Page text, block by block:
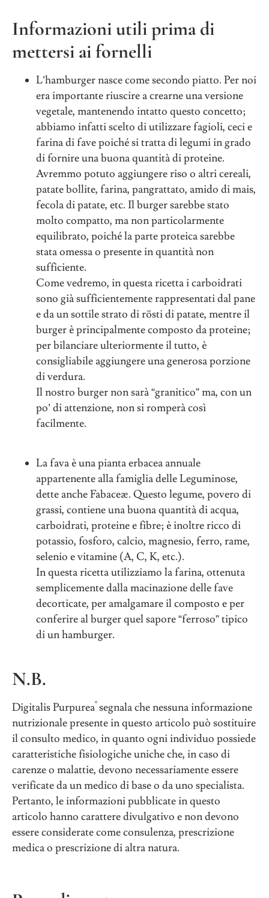
Informazioni utili prima di
mettersi ai fornelli
L’hamburger nasce come secondo piatto. Per noi
era importante riuscire a crearne una versione
vegetale, mantenendo intatto questo concetto;
abbiamo infatti scelto di utilizzare fagioli, ceci e
farina di fave poiché si tratta di legumi in grado
di fornire una buona quantità di proteine.
Avremmo potuto aggiungere riso o altri cereali,
patate bollite, farina, pangrattato, amido di mais,
fecola di patate, etc. Il burger sarebbe stato
molto compatto, ma non particolarmente
equilibrato, poiché la parte proteica sarebbe
stata omessa o presente in quantità non
sufficiente.
Come vedremo, in questa ricetta i carboidrati
sono già sufficientemente rappresentati dal pane
e da un sottile strato di rösti di patate, mentre il
burger è principalmente composto da proteine;
per bilanciare ulteriormente il tutto, è
consigliabile aggiungere una generosa porzione
di verdura.
Il nostro burger non sarà “granitico” ma, con un
po’ di attenzione, non si romperà così
facilmente.
La fava è una pianta erbacea annuale
appartenente alla famiglia delle Leguminose,
dette anche Fabaceæ. Questo legume, povero di
grassi, contiene una buona quantità di acqua,
carboidrati, proteine e fibre; è inoltre ricco di
potassio, fosforo, calcio, magnesio, ferro, rame,
selenio e vitamine (A, C, K, etc.).
In questa ricetta utilizziamo la farina, ottenuta
semplicemente dalla macinazione delle fave
decorticate, per amalgamare il composto e per
conferire al burger quel sapore “ferroso” tipico
di un hamburger.
N.B.
Digitalis Purpurea®segnala che nessuna informazione
nutrizionale presente in questo articolo può sostituire
il consulto medico, in quanto ogni individuo possiede
caratteristiche fisiologiche uniche che, in caso di
carenze o malattie, devono necessariamente essere
verificate da un medico di base o da uno specialista.
Pertanto, le informazioni pubblicate in questo
articolo hanno carattere divulgativo e non devono
essere considerate come consulenza, prescrizione
medica o prescrizione di altra natura.